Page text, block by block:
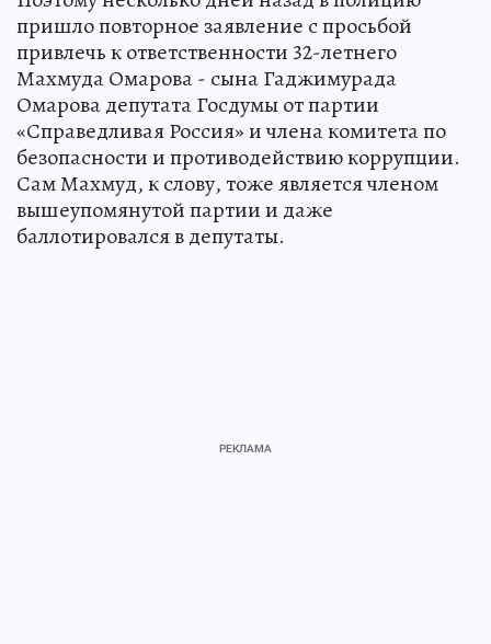
пришло повторное заявление с просьбой
привлечь к ответственности 32-летнего
Махмуда Омарова - сына Гаджимурада
Омарова депутата Госдумы от партии
«Справедливая Россия» и члена комитета по
безопасности и противодействию коррупции.
Сам Махмуд, к слову, тоже является членом
вышеупомянутой партии и даже
баллотировался в депутаты.